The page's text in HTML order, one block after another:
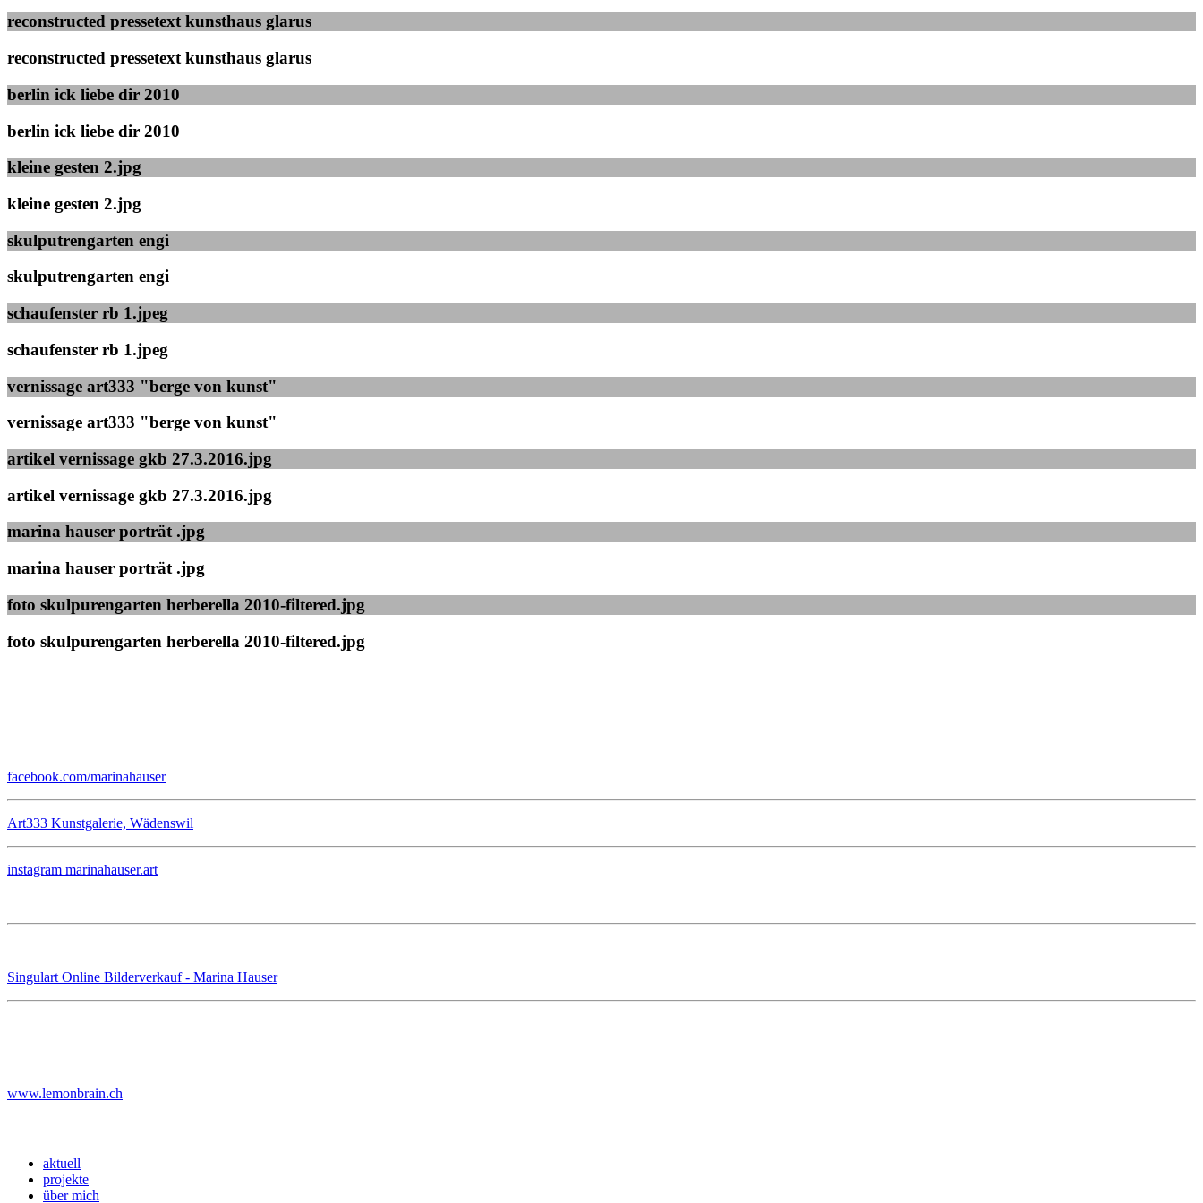
reconstructed pressetext kunsthaus glarus
reconstructed pressetext kunsthaus glarus
berlin ick liebe dir 2010
berlin ick liebe dir 2010
kleine gesten 2.jpg
kleine gesten 2.jpg
skulputrengarten engi
skulputrengarten engi
schaufenster rb 1.jpeg
schaufenster rb 1.jpeg
vernissage art333 "berge von kunst"
vernissage art333 "berge von kunst"
artikel vernissage gkb 27.3.2016.jpg
artikel vernissage gkb 27.3.2016.jpg
marina hauser porträt .jpg
marina hauser porträt .jpg
foto skulpurengarten herberella 2010-filtered.jpg
foto skulpurengarten herberella 2010-filtered.jpg
facebook.com/marinahauser
Art333 Kunstgalerie, Wädenswil
instagram marinahauser.art
Singulart Online Bilderverkauf - Marina Hauser
www.lemonbrain.ch
aktuell
projekte
über mich